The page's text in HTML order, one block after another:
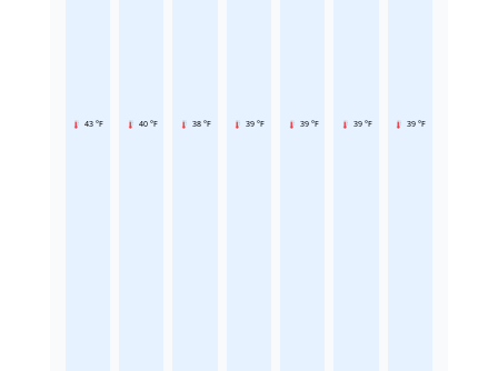
43 °F 40 °F 38 °F 39 °F 39 °F 39 °F 39 °F